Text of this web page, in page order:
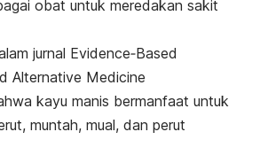
obat untuk meredakan sakit
jurnal Evidence‐Based
Alternative Medicine
kayu manis bermanfaat untuk
muntah, mual, dan perut